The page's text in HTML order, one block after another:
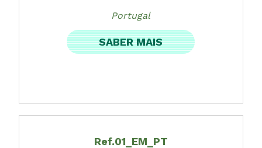
Portugal
SABER MAIS
Ref.01_EM_PT